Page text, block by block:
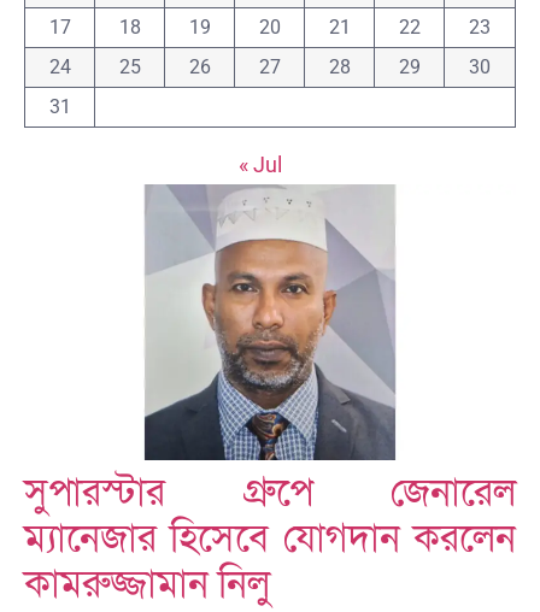
17
18 19 20 21 22
23
24
25 26 27 28 29
30
31
« Jul
সুপারস্টার গ্রুপে জেনারেল
ম্যানেজার হিসেবে যোগদান করলেন
কামরুজ্জামান নিলু